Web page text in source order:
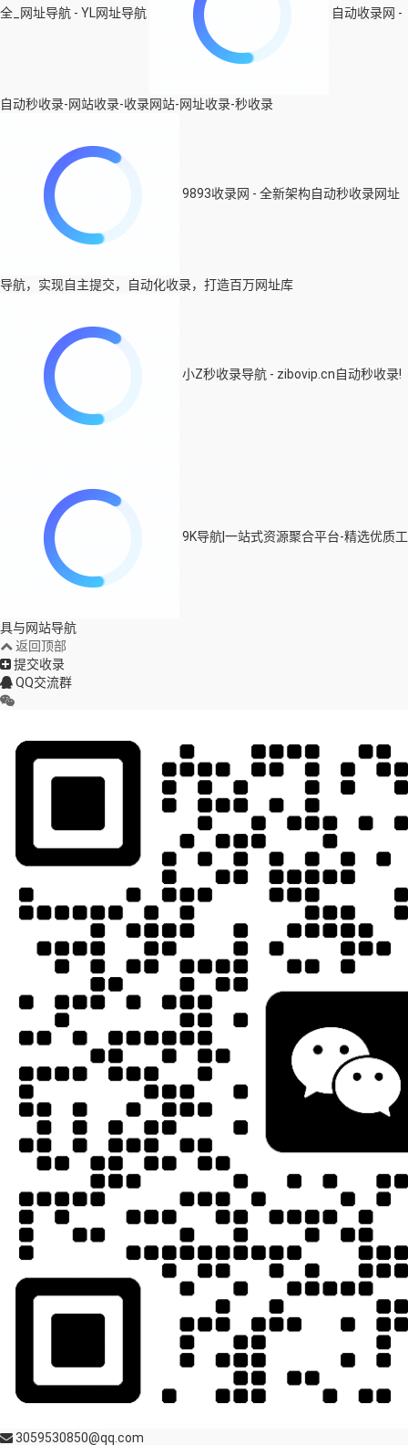
全_网址导航 - YL网址导航 自动收录网 -
自动秒收录-网站收录-收录网站-网址收录-秒收录
9893收录网 - 全新架构自动秒收录网址
导航，实现自主提交，自动化收录，打造百万网址库
小Z秒收录导航 - zibovip.cn自动秒收录!
9K导航|一站式资源聚合平台-精选优质工
具与网站导航
返回顶部
提交收录
QQ交流群
3059530850@qq.com